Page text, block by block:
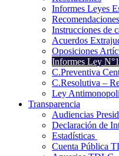
Informes Leyes
Instrucciones de
Acuerdos
Oposiciones
Informes Ley
C.Preventiva
C.Resolutiva –
Ley
Transparencia
Audiencias
Declaración de
Estadísticas
Cuenta Pública